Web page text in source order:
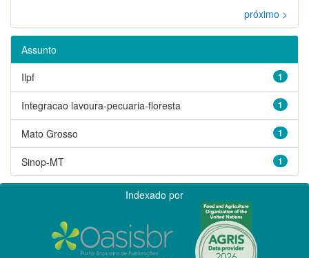
próximo >
Assunto
1
Ilpf
1
Integracao lavoura-pecuaria-floresta
1
Mato Grosso
1
Sinop-MT
Indexado por